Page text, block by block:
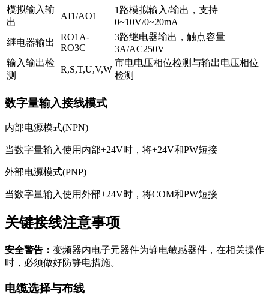
模拟输入输
出
AI1/AO1
1路模拟输入/输出，支持
0~10V/0~20mA
继电器输出
RO1A-
RO3C
3路继电器输出，触点容量
3A/AC250V
输入输出检
测
R,S,T,U,V,W
市电电压相位检测与输出电压相位
检测
数字量输入接线模式
内部电源模式(NPN)
当数字量输入使用内部+24V时，将+24V和PW短接
外部电源模式(PNP)
当数字量输入使用外部+24V时，将COM和PW短接
关键接线注意事项
安全警告： 变频器内电子元器件为静电敏感器件，在相关操作
时，必须做好防静电措施。
电缆选择与布线